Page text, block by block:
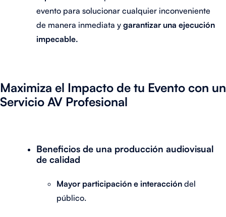
evento para solucionar cualquier inconveniente
de manera inmediata y garantizar una ejecución
impecable.
Maximiza el Impacto de tu Evento con un
Servicio AV Profesional
Beneficios de una producción audiovisual
de calidad
Mayor participación e interacción del
público.